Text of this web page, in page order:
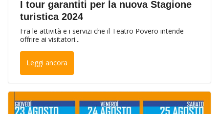
I tour garantiti per la nuova Stagione
turistica 2024
Fra le attività e i servizi che il Teatro Povero intende
offrire ai visitatori...
Leggi ancora